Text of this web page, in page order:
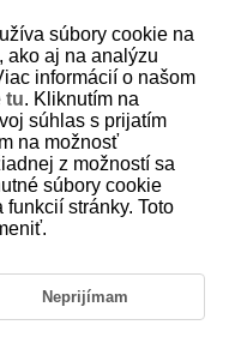
preferovanú hodnotu
štandardná expozícia.
súbory cookie na
ako aj na analýzu
informácií o našom
tu. Kliknutím na
súhlas s prijatím
na možnosť
z možností sa
súbory cookie
stránky. Toto
Neprijímam